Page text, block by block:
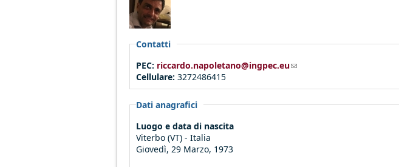
Contatti
PEC: riccardo.napoletano@ingpec.eu(link sends e-mail)
Cellulare: 3272486415
Dati anagrafici
Luogo e data di nascita
Viterbo (VT) - Italia
Giovedì, 29 Marzo, 1973